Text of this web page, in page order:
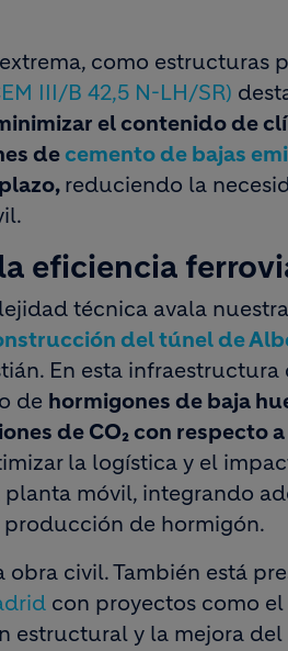
como estructuras
III/B 42,5 N-LH/SR)
el contenido de
de cemento de bajas
reduciendo la
eficiencia
técnica avala
del túnel de
En esta infraestructura
de hormigones de baja
de CO₂ con respecto
la logística y el
móvil, integrando
de hormigón.
civil. También está
con proyectos como el
estructural y la mejora del